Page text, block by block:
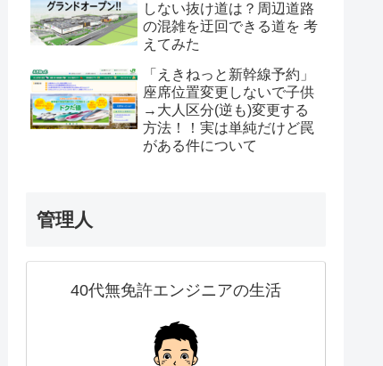
しない抜け道は？周辺道路
の混雑を迂回できる道を 考
えてみた
「えきねっと新幹線予約」
座席位置変更しないで子供
→大人区分(逆も)変更する
方法！！実は単純だけど罠
がある件について
管理人
40代無免許エンジニアの生活